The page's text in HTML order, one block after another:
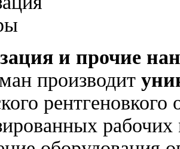
и прочие
производит
рентгеновкого